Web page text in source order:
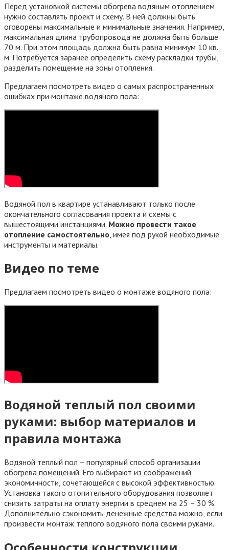
Перед установкой системы обогрева водяным отоплением
нужно составлять проект и схему. В ней должны быть
оговорены максимальные и минимальные значения. Например,
максимальная длина трубопровода не должна быть больше
70 м. При этом площадь должна быть равна минимум 10 кв.
м. Потребуется заранее определить схему раскладки трубы,
разделить помещение на зоны отопления.
Предлагаем посмотреть видео о самых распространенных
ошибках при монтаже водяного пола:
Водяной пол в квартире устанавливают только после
окончательного согласования проекта и схемы с
вышестоящими инстанциями. Можно провести такое
отопление самостоятельно , имея под рукой необходимые
инструменты и материалы.
Видео по теме
Предлагаем посмотреть видео о монтаже водяного пола:
Водяной теплый пол своими
руками: выбор материалов и
правила монтажа
Водяной теплый пол – популярный способ организации
обогрева помещений. Его выбирают из соображений
экономичности, сочетающейся с высокой эффективностью.
Установка такого отопительного оборудования позволяет
снизить затраты на оплату энергии в среднем на 25 – 30 %.
Дополнительно сэкономить денежные средства можно, если
произвести монтаж теплого водяного пола своими руками.